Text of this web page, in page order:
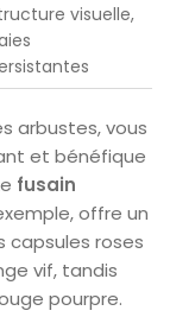
visuelle,
arbustes, vous
et bénéfique
fusain
offre un
roses
vif, tandis
pourpre.